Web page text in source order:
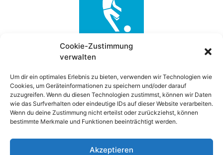
Cookie-Zustimmung
verwalten
Um dir ein optimales Erlebnis zu bieten, verwenden wir Technologien wie
Cookies, um Geräteinformationen zu speichern und/oder darauf
zuzugreifen. Wenn du diesen Technologien zustimmst, können wir Daten
wie das Surfverhalten oder eindeutige IDs auf dieser Website verarbeiten.
Wenn du deine Zustimmung nicht erteilst oder zurückziehst, können
bestimmte Merkmale und Funktionen beeinträchtigt werden.
Akzeptieren
Spenden an den TSV-Eibelstadt
Wenn ihr den TSV-Eibelstadt bei seinen
vielfältigen Aktivitäten und Angeboten
unterstützen wollt, dann spendet über unser
PayPal Spendenkonto!